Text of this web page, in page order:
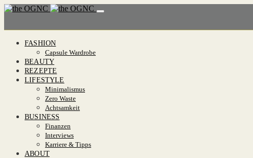
FASHION
Capsule Wardrobe
BEAUTY
REZEPTE
LIFESTYLE
Minimalismus
Zero Waste
Achtsamkeit
BUSINESS
Finanzen
Interviews
Karriere & Tipps
ABOUT